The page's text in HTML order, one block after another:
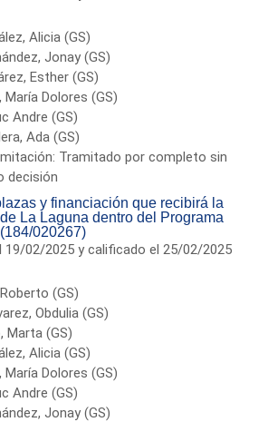
Alicia (GS)
Jonay (GS)
Esther (GS)
María Dolores (GS)
Andre (GS)
Ada (GS)
Tramitado por completo sin
decisión
y financiación que recibirá la
La Laguna dentro del Programa
020267)
19/02/2025 y calificado el 25/02/2025
(GS)
Obdulia (GS)
Marta (GS)
Alicia (GS)
María Dolores (GS)
Andre (GS)
Jonay (GS)